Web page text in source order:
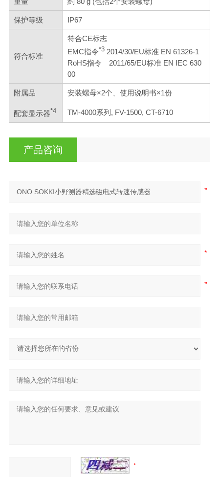
保护等级 IP67
符合标准
符合CE标志
EMC指令*32014/30/EU标准 EN 61326-1
RoHS指令 2011/65/EU标准 EN IEC 630
00
附属品 安装螺母×2个、使用说明书×1份
配套显示器*4 TM-4000系列, FV-1500, CT-6710
产品咨询